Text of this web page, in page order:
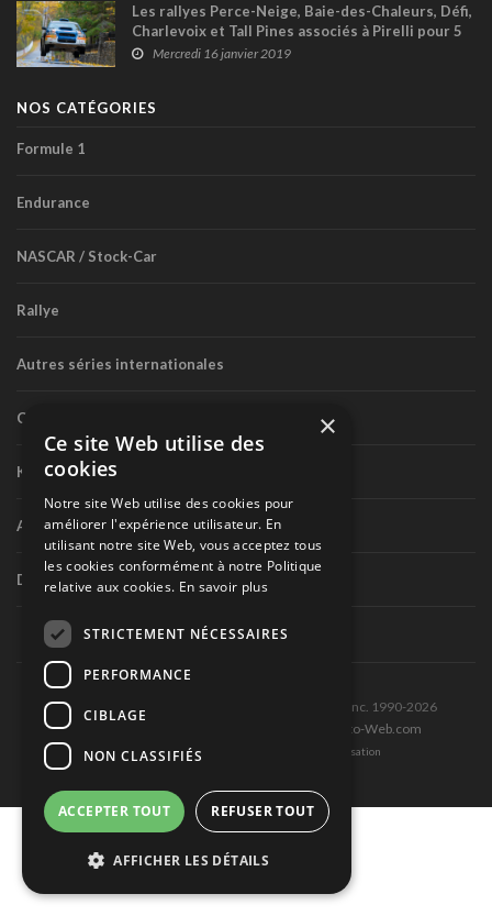
Les rallyes Perce-Neige, Baie-des-Chaleurs, Défi,
Charlevoix et Tall Pines associés à Pirelli pour 5
ans !Mercredi 16 janvier 2019
NOS CATÉGORIES
Formule 1
Endurance
NASCAR / Stock-Car
Rallye
Autres séries internationales
Circuit routier canadien
Karting
Autres séries nationales
Divers
Tous droits réservés © Les Éditions Pole-Position inc. 1990-2026
Ce site est produit et hébergé par Montréal-Photo-Web.com
Politique de confidentialité et Conditions d’utilisation
×
Ce site Web utilise des
cookies
Notre site Web utilise des cookies pour
améliorer l'expérience utilisateur. En
utilisant notre site Web, vous acceptez tous
les cookies conformément à notre Politique
relative aux cookies. En savoir plus
STRICTEMENT NÉCESSAIRES
PERFORMANCE
CIBLAGE
NON CLASSIFIÉS
ACCEPTER TOUT REFUSER TOUT
AFFICHER LES DÉTAILS